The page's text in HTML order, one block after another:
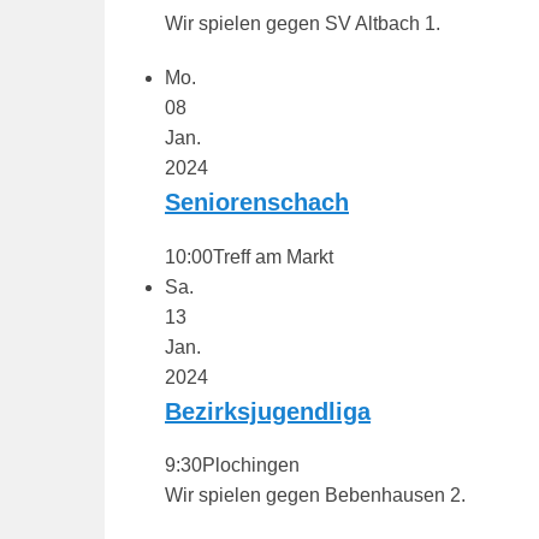
Wir spielen gegen SV Altbach 1.
Mo.
08
Jan.
2024
Seniorenschach
10:00Treff am Markt
Sa.
13
Jan.
2024
Bezirksjugendliga
9:30Plochingen
Wir spielen gegen Bebenhausen 2.